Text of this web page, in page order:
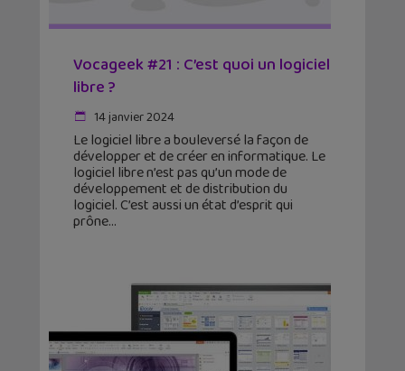
Vocageek #21 : C’est quoi un logiciel
libre ?
14 janvier 2024
Le logiciel libre a bouleversé la façon de
développer et de créer en informatique. Le
logiciel libre n’est pas qu’un mode de
développement et de distribution du
logiciel. C’est aussi un état d’esprit qui
prône